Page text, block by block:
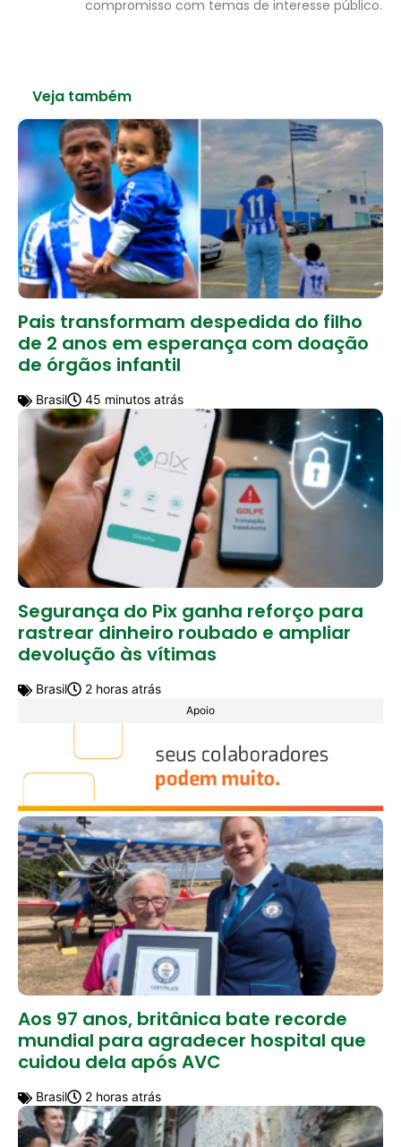
compromisso com temas de interesse público.
Veja também
Pais transformam despedida do filho
de 2 anos em esperança com doação
de órgãos infantil
Brasil 45 minutos atrás
Segurança do Pix ganha reforço para
rastrear dinheiro roubado e ampliar
devolução às vítimas
Brasil 2 horas atrás
Apoio
Aos 97 anos, britânica bate recorde
mundial para agradecer hospital que
cuidou dela após AVC
Brasil 2 horas atrás